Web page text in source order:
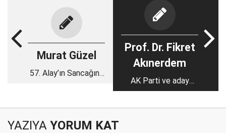
Murat Güzel
57. Alay’ın Sancağına
Prof. Dr. Fikret
Akınerdem
AK Parti ve aday
değerlendirmeleri
YAZIYA YORUM KAT